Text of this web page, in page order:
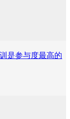
是参与度最高的